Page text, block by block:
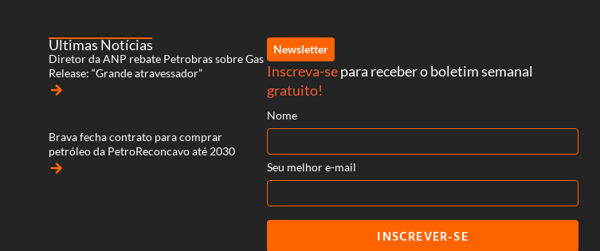
Últimas Notícias
Diretor da ANP rebate Petrobras sobre Gas
Release: “Grande atravessador”
arrow_forward
Brava fecha contrato para comprar
petróleo da PetroReconcavo até 2030
arrow_forward
Newsletter
Inscreva-separa receber o boletim semanal
gratuito!
Nome
Seu melhor e-mail
INSCREVER-SE